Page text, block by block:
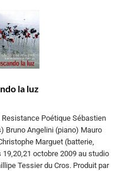
la luz
Poétique Sébastien
Bruno Angelini (piano) Mauro
Marguet (batterie,
octobre 2009 au studio
Tessier du Cros. Produit par